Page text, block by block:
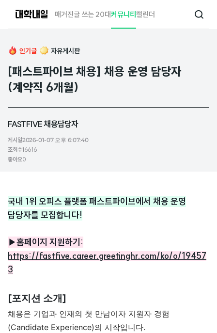
매거진글 쓰는 20대커뮤니티캘린더
검
인기글 자유게시판
[패스트파이브 채용] 채용 운영 담당자
(계약직 6개월)
FASTFIVE 채용담당자
게시일2026-01-07 오후 6:07:40
조회수16616
좋아요0
국내 1위 오피스 플랫폼 패스트파이브에서 채용 운영
담당자를 모집합니다!
▶홈페이지 지원하기:
https://fastfive.career.greetinghr.com/ko/o/19457
3
[포지션 소개]
채용은 기업과 인재의 첫 만남이자 지원자 경험
(Candidate Experience)의 시작입니다.